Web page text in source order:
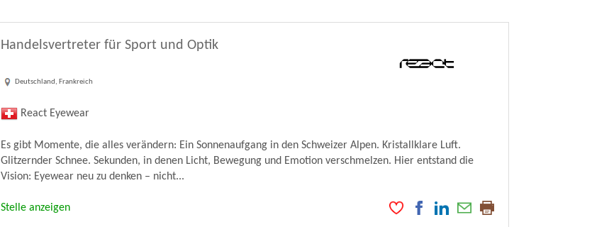
Handelsvertreter für Sport und Optik
Deutschland, Frankreich
React Eyewear
Es gibt Momente, die alles verändern: Ein Sonnenaufgang in den Schweizer Alpen. Kristallklare Luft.
Glitzernder Schnee. Sekunden, in denen Licht, Bewegung und Emotion verschmelzen. Hier entstand die
Vision: Eyewear neu zu denken – nicht...
Stelle anzeigen